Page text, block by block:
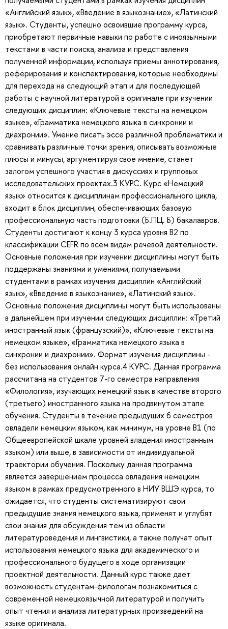
«Английский язык», «Введение в языкознание», «Латинский
язык». Студенты, успешно освоившие программу курса,
приобретают первичные навыки по работе с иноязычными
текстами в части поиска, анализа и представления
полученной информации, используя приемы аннотирования,
реферирования и конспектирования, которые необходимы
для перехода на следующий этап и для последующей
работы с научной литературой в оригинале при изучении
следующих дисциплин: «Ключевые тексты на немецком
языке», «Грамматика немецкого языка в синхронии и
диахронии». Умение писать эссе различной проблематики и
сравнивать различные точки зрения, описывать возможные
плюсы и минусы, аргументируя свое мнение, станет
залогом успешного участия в дискуссиях и групповых
исследовательских проектах.3 КУРС. Курс «Немецкий
язык» относится к дисциплинам профессионального цикла,
входит в блок дисциплин, обеспечивающих базовую
профессиональную часть подготовки (Б.ПЦ. Б) бакалавров.
Студенты достигают к концу 3 курса уровня B2 по
классификации CEFR по всем видам речевой деятельности.
Основные положения при изучении дисциплины могут быть
поддержаны знаниями и умениями, получаемыми
студентами в рамках изучения дисциплин «Английский
язык», «Введение в языкознание», «Латинский язык».
Основные положения дисциплины могут быть использованы
в дальнейшем при изучении следующих дисциплин: «Третий
иностранный язык (французский)», «Ключевые тексты на
немецком языке», «Грамматика немецкого языка в
синхронии и диахронии». Формат изучения дисциплины -
без использования онлайн курса.4 КУРС. Данная программа
рассчитана на студентов 7-го семестра направления
«Филология», изучающих немецкий язык в качестве второго
(третьего) иностранного языка на продвинутом этапе
обучения. Студенты в течение предыдущих 6 семестров
овладели немецким языком, как минимум, на уровне В1 (по
Общеевропейской шкале уровней владения иностранным
языком) или выше, в зависимости от индивидуальной
траектории обучения. Поскольку данная программа
является завершением процесса овладения немецким
языком в рамках предусмотренного в НИУ ВШЭ курса, то
ожидается, что студенты систематизируют свои
предыдущие знания немецкого языка, применят и углубят
свои знания для обсуждения тем из области
литературоведения и лингвистики, а также получат опыт
использования немецкого языка для академического и
профессионального будущего в ходе организации
проектной деятельности. Данный курс также дает
возможность студентам-филологам познакомиться с
современной немецкоязычной литературой и получить
опыт чтения и анализа литературных произведений на
языке оригинала.